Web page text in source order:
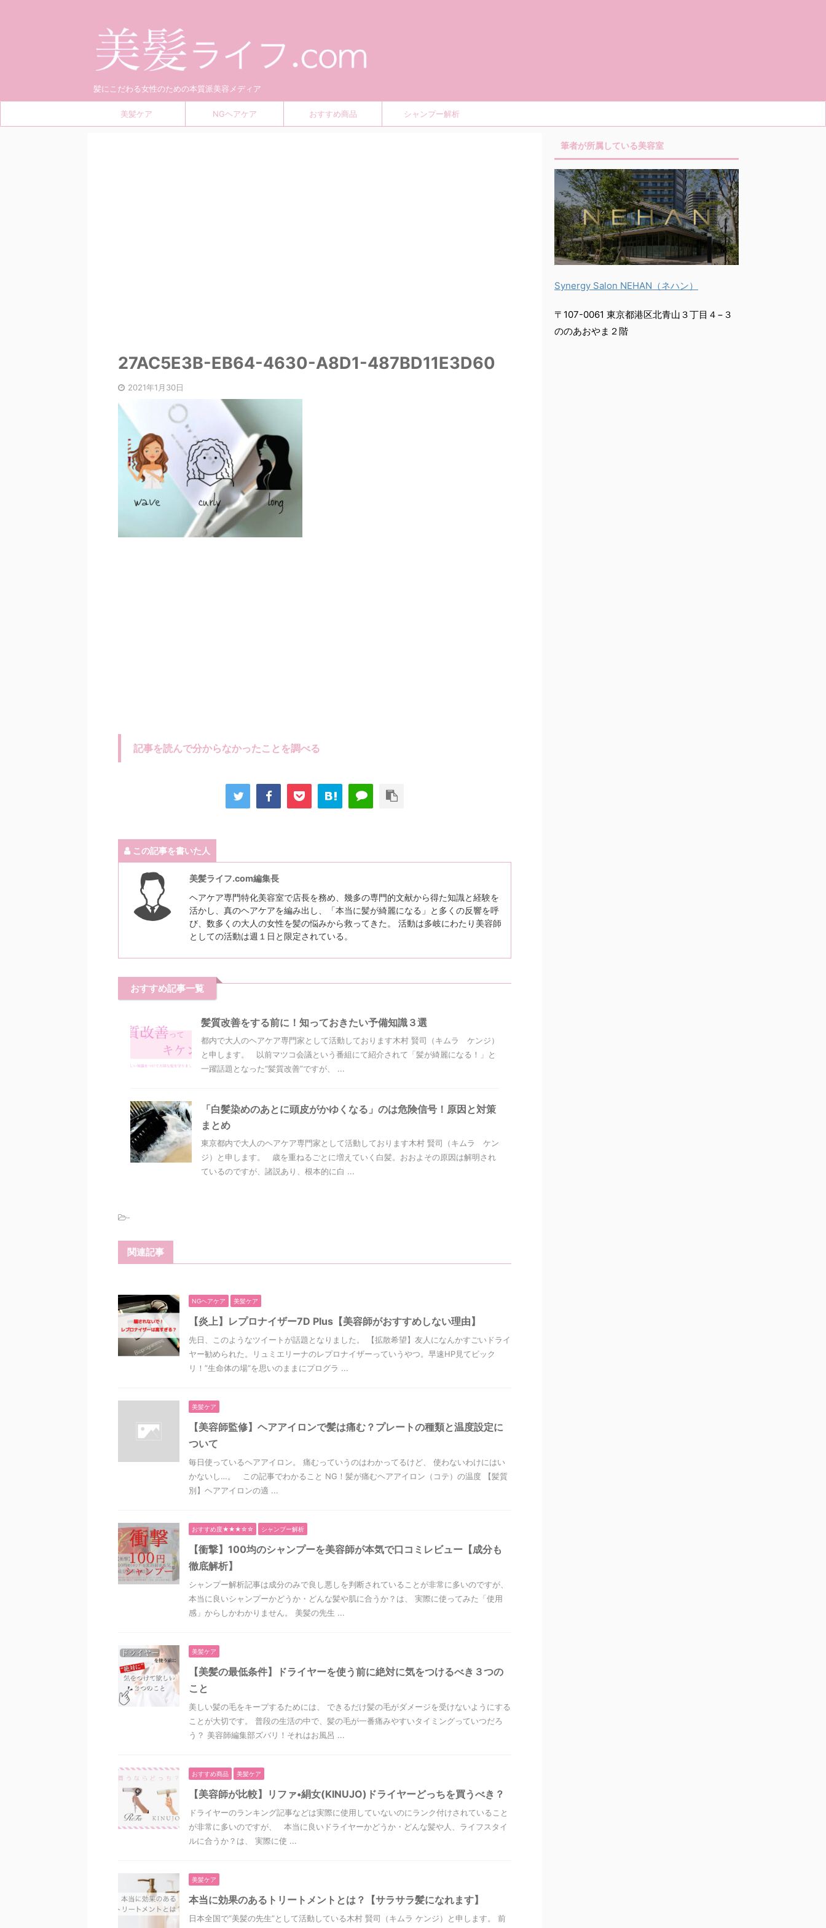
髪にこだわる女性のための本質派美容メディア
美髪ケア NGヘアケア おすすめ商品 シャンプー解析
27AC5E3B-EB64-4630-A8D1-487BD11E3D60
2021年1月30日
記事を読んで分からなかったことを調べる
この記事を書いた人
美髪ライフ.com編集長
ヘアケア専門特化美容室で店長を務め、幾多の専門的文献から得た知識と経験を
活かし、真のヘアケアを編み出し、「本当に髪が綺麗になる」と多くの反響を呼
び、数多くの大人の女性を髪の悩みから救ってきた。 活動は多岐にわたり美容師
としての活動は週１日と限定されている。
おすすめ記事一覧
髪質改善をする前に！知っておきたい予備知識３選
都内で大人のヘアケア専門家として活動しております木村 賢司（キムラ ケンジ）
と申します。 以前マツコ会議という番組にて紹介されて「髪が綺麗になる！」と
一躍話題となった“髪質改善”ですが、 ...
「白髪染めのあとに頭皮がかゆくなる」のは危険信号！原因と対策
まとめ
東京都内で大人のヘアケア専門家として活動しております木村 賢司（キムラ ケン
ジ）と申します。 歳を重ねるごとに増えていく白髪。おおよその原因は解明され
ているのですが、諸説あり、根本的に白 ...
-
関連記事
NGヘアケア 美髪ケア
【炎上】レプロナイザー7D Plus【美容師がおすすめしない理由】
先日、このようなツイートが話題となりました。 【拡散希望】友人になんかすごいドライ
ヤー勧められた。リュミエリーナのレプロナイザーっていうやつ。早速HP見てビック
リ！”生命体の場”を思いのままにプログラ ...
美髪ケア
【美容師監修】ヘアアイロンで髪は痛む？プレートの種類と温度設定に
ついて
毎日使っているヘアアイロン。 痛むっていうのはわかってるけど、 使わないわけにはい
かないし…。 この記事でわかること NG！髪が痛むヘアアイロン（コテ）の温度 【髪質
別】ヘアアイロンの適 ...
おすすめ度★★★☆☆ シャンプー解析
【衝撃】100均のシャンプーを美容師が本気で口コミレビュー【成分も
徹底解析】
シャンプー解析記事は成分のみで良し悪しを判断されていることが非常に多いのですが、
本当に良いシャンプーかどうか・どんな髪や肌に合うか？は、 実際に使ってみた「使用
感」からしかわかりません。 美髪の先生 ...
美髪ケア
【美髪の最低条件】ドライヤーを使う前に絶対に気をつけるべき３つの
こと
美しい髪の毛をキープするためには、 できるだけ髪の毛がダメージを受けないようにする
ことが大切です。 普段の生活の中で、髪の毛が一番痛みやすいタイミングっていつだろ
う？ 美容師編集部ズバリ！それはお風呂 ...
おすすめ商品 美髪ケア
【美容師が比較】リファ•絹女(KINUJO)ドライヤーどっちを買うべき？
ドライヤーのランキング記事などは実際に使用していないのにランク付けされていること
が非常に多いのですが、 本当に良いドライヤーかどうか・どんな髪や人、ライフスタイ
ルに合うか？は、 実際に使 ...
美髪ケア
本当に効果のあるトリートメントとは？【サラサラ髪になれます】
日本全国で“美髪の先生”として活動している木村 賢司（キムラ ケンジ）と申します。 前
筆者が所属している美容室
Synergy Salon NEHAN（ネハン）
〒107-0061 東京都港区北青山３丁目４−３
ののあおやま２階